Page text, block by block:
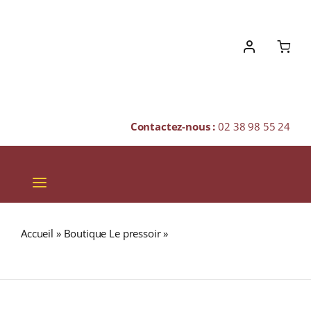
Contactez-nous :02 38 98 55 24
Toggle
Navigation
SPIRITUEUX
Accueil » Boutique Le pressoir»